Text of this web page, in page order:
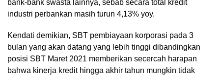
bank-bank swasta lainnya, sebab secara total kredit
industri perbankan masih turun 4,13% yoy.
Kendati demikian, SBT pembiayaan korporasi pada 3
bulan yang akan datang yang lebih tinggi dibandingkan
posisi SBT Maret 2021 memberikan secercah harapan
bahwa kinerja kredit hingga akhir tahun mungkin tidak